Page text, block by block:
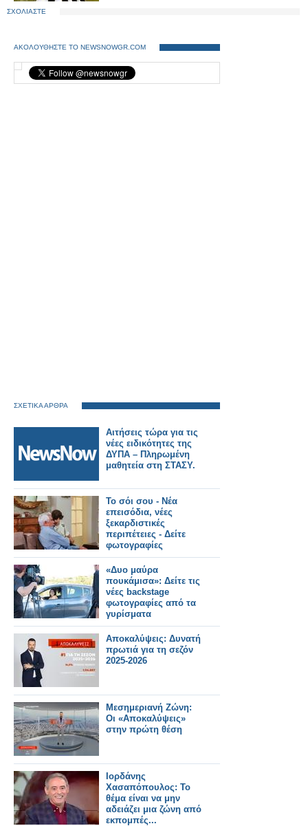
ΣΧΟΛΙΑΣΤΕ
ΑΚΟΛΟΥΘΗΣΤΕ ΤΟ NEWSNOWGR.COM
ΣΧΕΤΙΚΑ ΑΡΘΡΑ
Αιτήσεις τώρα για τις
νέες ειδικότητες της
ΔΥΠΑ – Πληρωμένη
μαθητεία στη ΣΤΑΣΥ.
Το σόι σου - Νέα
επεισόδια, νέες
ξεκαρδιστικές
περιπέτειες - Δείτε
φωτογραφίες
«Δυο μαύρα
πουκάμισα»: Δείτε τις
νέες backstage
φωτογραφίες από τα
γυρίσματα
Αποκαλύψεις: Δυνατή
πρωτιά για τη σεζόν
2025-2026
Μεσημεριανή Ζώνη:
Οι «Αποκαλύψεις»
στην πρώτη θέση
Ιορδάνης
Χασαπόπουλος: Το
θέμα είναι να μην
αδειάζει μια ζώνη από
εκπομπές...